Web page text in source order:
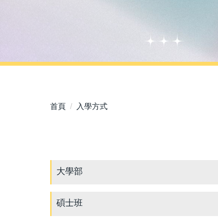
首頁 入學方式
大學部
碩士班